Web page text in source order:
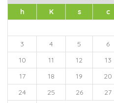
h
K s c
3
4 5 6
10
11 12 13
17
18 19 20
24
25 26 27